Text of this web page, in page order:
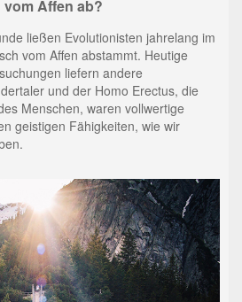
Affen ab?
ließen Evolutionisten jahrelang im
vom Affen abstammt. Heutige
liefern andere
und der Homo Erectus, die
Menschen, waren vollwertige
geistigen Fähigkeiten, wie wir